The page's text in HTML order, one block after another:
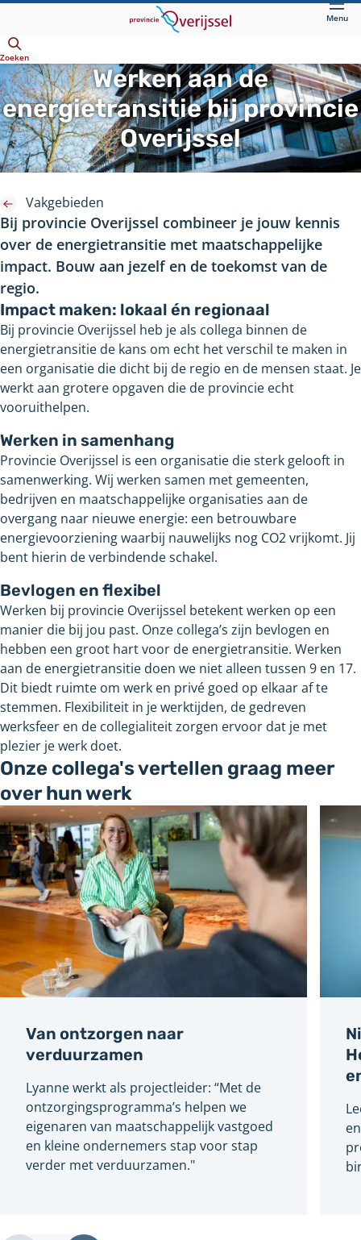
hoofdinhoud
Menu
Zoeken
Werken aan de
energietransitie bij provincie
Overijssel
Vakgebieden
Bij provincie Overijssel combineer je jouw kennis
over de energietransitie met maatschappelijke
impact. Bouw aan jezelf en de toekomst van de
regio.
Impact maken: lokaal én regionaal
Bij provincie Overijssel heb je als collega binnen de
energietransitie de kans om echt het verschil te maken in
een organisatie die dicht bij de regio en de mensen staat. Je
werkt aan grotere opgaven die de provincie echt
vooruithelpen.
Werken in samenhang
Provincie Overijssel is een organisatie die sterk gelooft in
samenwerking. Wij werken samen met gemeenten,
bedrijven en maatschappelijke organisaties aan de
overgang naar nieuwe energie: een betrouwbare
energievoorziening waarbij nauwelijks nog CO2 vrijkomt. Jij
bent hierin de verbindende schakel.
Bevlogen en flexibel
Werken bij provincie Overijssel betekent werken op een
manier die bij jou past. Onze collega’s zijn bevlogen en
hebben een groot hart voor de energietransitie. Werken
aan de energietransitie doen we niet alleen tussen 9 en 17.
Dit biedt ruimte om werk en privé goed op elkaar af te
stemmen. Flexibiliteit in je werktijden, de gedreven
werksfeer en de collegialiteit zorgen ervoor dat je met
plezier je werk doet.
Onze collega's vertellen graag meer
over hun werk
Van ontzorgen naar
verduurzamen
Lyanne werkt als projectleider: “Met de
ontzorgingsprogramma’s helpen we
eigenaren van maatschappelijk vastgoed
en kleine ondernemers stap voor stap
verder met verduurzamen."